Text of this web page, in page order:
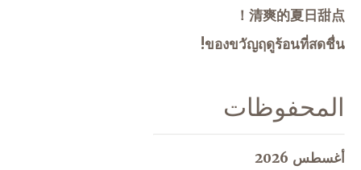
清爽的夏日甜点！
ของขวัญฤดูร้อนที่สดชื่น!
المحفوظات
أغسطس 2026